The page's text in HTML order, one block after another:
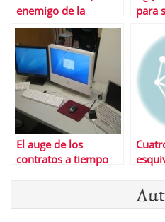
enemigo de la
creaciÃ³n de empleo
para
El auge de los
contratos a tiempo